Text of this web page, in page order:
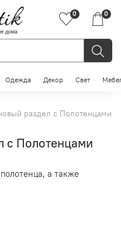
дома
0 0
Одежда Декор Свет
раздел с Полотенцами
с Полотенцами
а также